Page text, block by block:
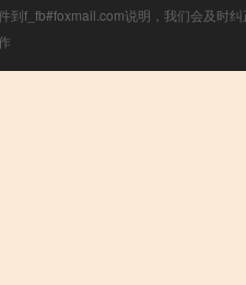
到f_fb#foxmail.com说明，我们会及时纠